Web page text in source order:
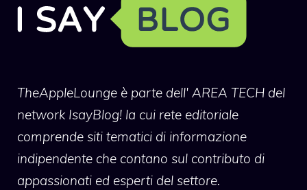
TheAppleLounge è parte dell' AREA TECH del
network IsayBlog! la cui rete editoriale
comprende siti tematici di informazione
indipendente che contano sul contributo di
appassionati ed esperti del settore.